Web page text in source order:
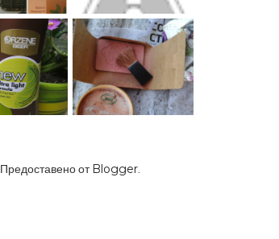
Предоставено от Blogger.